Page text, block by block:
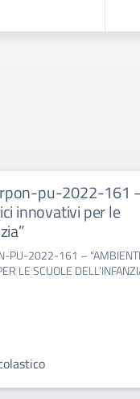
pu-2022-161
innovativi per le
PU-2022-161 – “AMBIENTI
LE SCUOLE